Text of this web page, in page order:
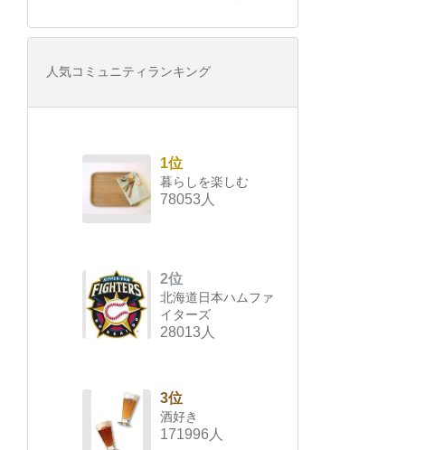
人気コミュニティランキング
1位
暮らしを楽しむ
78053人
2位
北海道日本ハムファ
イターズ
28013人
3位
酒好き
171996人